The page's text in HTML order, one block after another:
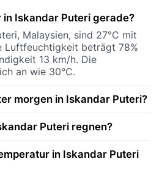
in Iskandar Puteri gerade?
Malaysien, sind 27°C mit
Luftfeuchtigkeit beträgt 78%
13 km/h. Die
an wie 30°C.
morgen in Iskandar Puteri?
Puteri regnen?
in Iskandar Puteri